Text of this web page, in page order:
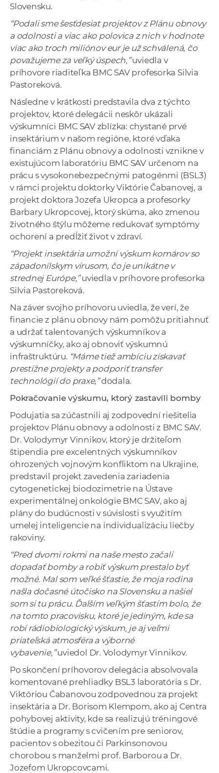
Slovensku.
“Podali sme šesťdesiat projektov z Plánu obnovy
a odolnosti a viac ako polovica z nich v hodnote
viac ako troch miliónov eur je už schválená, čo
považujeme za veľký úspech,”uviedla v
príhovore riaditeľka BMC SAV profesorka Silvia
Pastoreková.
Následne v krátkosti predstavila dva z týchto
projektov, ktoré delegácii neskôr ukázali
výskumníci BMC SAV zblízka: chystané prvé
insektárium v našom regióne, ktoré vďaka
financiám z Plánu obnovy a odolnosti vznikne v
existujúcom laboratóriu BMC SAV určenom na
prácu s vysokonebezpečnými patogénmi (BSL3)
v rámci projektu doktorky Viktórie Čabanovej, a
projekt doktora Jozefa Ukropca a profesorky
Barbary Ukropcovej, ktorý skúma, ako zmenou
životného štýlu môžeme redukovať symptómy
ochorení a predĺžiť život v zdraví.
“Projekt insektária umožní výskum komárov so
západonílskym vírusom, čo je unikátne v
strednej Európe,”uviedla v príhovore profesorka
Silvia Pastoreková.
Na záver svojho príhovoru uviedla, že verí, že
financie z plánu obnovy nám pomôžu pritiahnuť
a udržať talentovaných výskumníkov a
výskumníčky, ako aj obnoviť výskumnú
infraštruktúru. “Máme tiež ambíciu získavať
prestížne projekty a podporiť transfer
technológií do praxe,”dodala.
Pokračovanie výskumu, ktorý zastavili bomby
Podujatia sa zúčastnili aj zodpovední riešitelia
projektov Plánu obnovy a odolnosti z BMC SAV.
Dr. Volodymyr Vinnikov, ktorý je držiteľom
štipendia pre excelentných výskumníkov
ohrozených vojnovým konfliktom na Ukrajine,
predstavil projekt zavedenia zariadenia
cytogenetickej biodozimetrie na Ústave
experimentálnej onkológie BMC SAV, ako aj
plány do budúcnosti v súvislosti s využitím
umelej inteligencie na individualizáciu liečby
rakoviny.
“Pred dvomi rokmi na naše mesto začali
dopadať bomby a robiť výskum prestalo byť
možné. Mal som veľké šťastie, že moja rodina
našla dočasné útočisko na Slovensku a našiel
som si tu prácu. Ďalším veľkým šťastím bolo, že
na tomto pracovisku, ktoré je jediným, kde sa
robí rádiobiologický výskum, je aj veľmi
priateľská atmosféra a výborné
vybavenie,”uviedol Dr. Volodymyr Vinnikov.
Po skončení príhovorov delegácia absolvovala
komentované prehliadky BSL3 laboratória s Dr.
Viktóriou Čabanovou zodpovednou za projekt
insektária a Dr. Borisom Klempom, ako aj Centra
pohybovej aktivity, kde sa realizujú tréningové
štúdie a programy s cvičením pre seniorov,
pacientov s obezitou či Parkinsonovou
chorobou s manželmi prof. Barborou a Dr.
Jozefom Ukropcovcami.